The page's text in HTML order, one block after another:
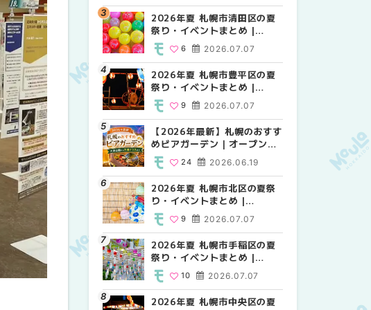
2026年夏 札幌市清田区の夏
祭り・イベントまとめ |
MouLa HOKKAIDO
2026.07.07
6
2026年夏 札幌市豊平区の夏
祭り・イベントまとめ |
MouLa HOKKAIDO
2026.07.07
9
【2026年最新】札幌のおすす
めビアガーデン｜オープン日
順に徹底紹介！大通公園から
穴場テラスまで | MouLa
HOKKAIDO
2026.06.19
24
2026年夏 札幌市北区の夏祭
り・イベントまとめ |
MouLa HOKKAIDO
2026.07.07
9
2026年夏 札幌市手稲区の夏
祭り・イベントまとめ |
MouLa HOKKAIDO
2026.07.07
10
2026年夏 札幌市中央区の夏
HOKKAIDO
2026年夏 札幌市白石区の夏
祭り・イベントまとめ |
9
2026年夏 札幌市手稲区の夏
祭り・イベントまとめ |
10
2026年夏 札幌市北区の夏祭
り・イベントまとめ |
9
2026年夏 札幌市清田区の夏
祭り・イベントまとめ |
6
2026年夏 札幌市豊平区の夏
祭り・イベントまとめ |
9
2026年夏 札幌市南区の夏祭
2026年夏 札幌市白石区の夏
祭り・イベントまとめ |
9
2026年夏 札幌市西区の夏祭
り・イベントまとめ |
12
2026年夏 札幌市手稲区の夏
祭り・イベントまとめ |
10
2026年夏 札幌市清田区の夏
祭り・イベントまとめ |
6
札幌の麻辣湯（マーラータ
ン）おすすめ専門店6選！本
徹底比較 | MouLa
HOKKAIDO
5
2026年夏 札幌市豊平区の夏